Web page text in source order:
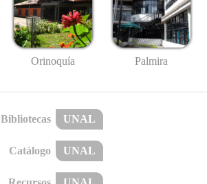
Orinoquía Palmira
Bibliotecas UNAL
Catálogo UNAL